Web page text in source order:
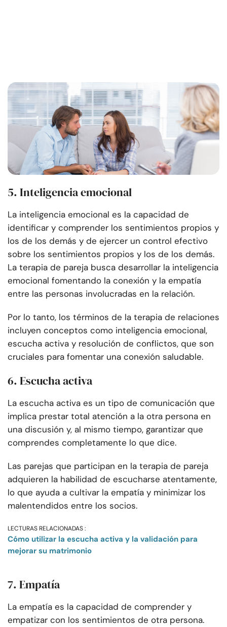
5. Inteligencia emocional
La inteligencia emocional es la capacidad de
identificar y comprender los sentimientos propios y
los de los demás y de ejercer un control efectivo
sobre los sentimientos propios y los de los demás.
La terapia de pareja busca desarrollar la inteligencia
emocional fomentando la conexión y la empatía
entre las personas involucradas en la relación.
Por lo tanto, los términos de la terapia de relaciones
incluyen conceptos como inteligencia emocional,
escucha activa y resolución de conflictos, que son
cruciales para fomentar una conexión saludable.
6. Escucha activa
La escucha activa es un tipo de comunicación que
implica prestar total atención a la otra persona en
una discusión y, al mismo tiempo, garantizar que
comprendes completamente lo que dice.
Las parejas que participan en la terapia de pareja
adquieren la habilidad de escucharse atentamente,
lo que ayuda a cultivar la empatía y minimizar los
malentendidos entre los socios.
LECTURAS RELACIONADAS :
Cómo utilizar la escucha activa y la validación para
mejorar su matrimonio
7. Empatía
La empatía es la capacidad de comprender y
empatizar con los sentimientos de otra persona.